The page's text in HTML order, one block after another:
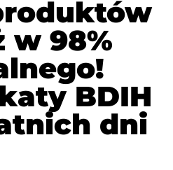
w 98%
BDIH
dni